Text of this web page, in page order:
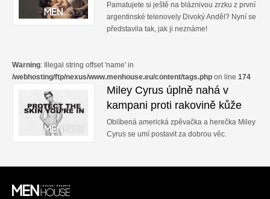
Pamatujete si ještě na bláznivou zrzku z první
argentinské telenovely Divoký Anděl? Nyní se
představila tak, jak ji neznáme!
Warning: Illegal string offset 'name' in
/webhosting/ftp/nexus/www.menhouse.eu/content/tags.php on line 174
Miley Cyrus úplně nahá v
kampani proti rakovině kůže
Oblíbená americká zpěvačka a herečka Miley
Cyrus se umí postavit za dobrou věc.